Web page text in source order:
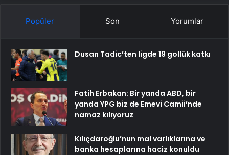
Popüler Son Yorumlar
Dusan Tadic’ten ligde 19 gollük katkı
Fatih Erbakan: Bir yanda ABD, bir
yanda YPG biz de Emevi Camii’nde
namaz kılıyoruz
Kılıçdaroğlu’nun mal varlıklarına ve
banka hesaplarına haciz konuldu